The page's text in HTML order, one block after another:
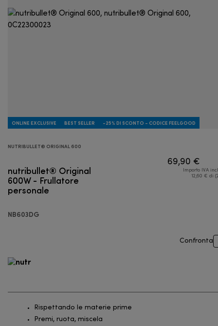
ONLINE EXCLUSIVE BEST SELLER -25% DI SCONTO - CODICE FEELGOOD
NUTRIBULLET® ORIGINAL 600
nutribullet® Original
600W - Frullatore
personale
NB603DG
69,90 €
Importo IVA
12,60 € di
Confronta
Rispettando le materie prime
Premi, ruota, miscela